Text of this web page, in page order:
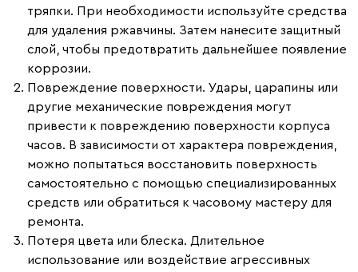
тряпки. При необходимости используйте средства
для удаления ржавчины. Затем нанесите защитный
слой, чтобы предотвратить дальнейшее появление
коррозии.
Повреждение поверхности. Удары, царапины или
другие механические повреждения могут
привести к повреждению поверхности корпуса
часов. В зависимости от характера повреждения,
можно попытаться восстановить поверхность
самостоятельно с помощью специализированных
средств или обратиться к часовому мастеру для
ремонта.
Потеря цвета или блеска. Длительное
использование или воздействие агрессивных